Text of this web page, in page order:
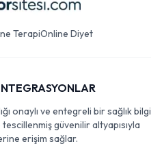
TerapiOnline Diyet
onaylı ve entegreli bir sağlık bilgi
güvenilir altyapısıyla
erişim sağlar.